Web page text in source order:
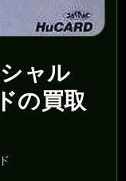
ャル
の買取